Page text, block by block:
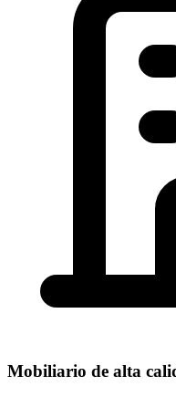
Alquila mobiliario de
evento. Mesas, sillas,
decoración e
Mobiliario de alta